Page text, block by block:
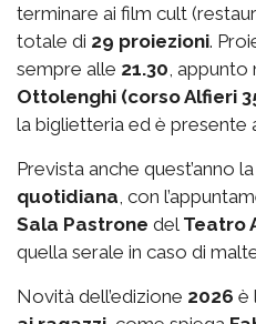
terminare ai film cult
totale di 29 proiezioni.
sempre alle 21.30, appunto
Ottolenghi (corso Alfieri
la biglietteria ed è presente
Prevista anche quest’anno la
quotidiana, con
Sala Pastrone del Teatro
quella serale in caso di
Novità dell’edizione 2026 è